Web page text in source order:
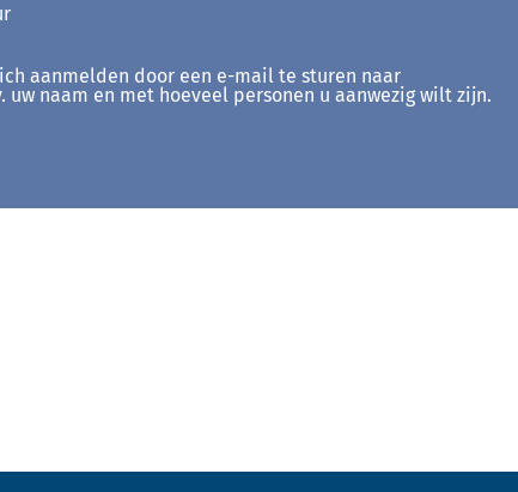
aanmelden door een e-mail te sturen naar
naam en met hoeveel personen u aanwezig wilt zijn.